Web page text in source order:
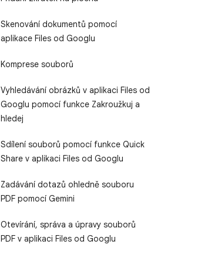
Skenování dokumentů pomocí
aplikace Files od Googlu
Komprese souborů
Vyhledávání obrázků v aplikaci Files od
Googlu pomocí funkce Zakroužkuj a
hledej
Sdílení souborů pomocí funkce Quick
Share v aplikaci Files od Googlu
Zadávání dotazů ohledně souboru
PDF pomocí Gemini
Otevírání, správa a úpravy souborů
PDF v aplikaci Files od Googlu